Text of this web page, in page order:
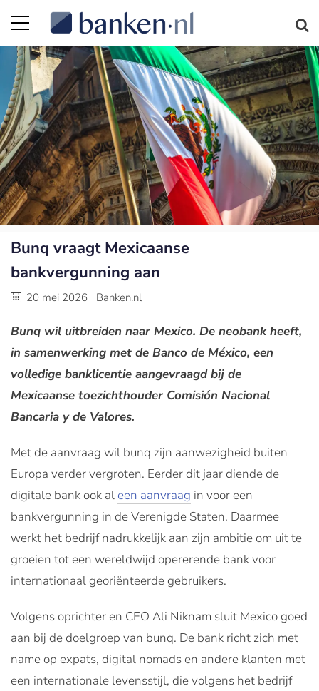
Bunq vraagt Mexicaanse
bankvergunning aan
20 mei 2026 Banken.nl
Bunq wil uitbreiden naar Mexico. De neobank heeft,
in samenwerking met de Banco de México, een
volledige banklicentie aangevraagd bij de
Mexicaanse toezichthouder Comisión Nacional
Bancaria y de Valores.
Met de aanvraag wil bunq zijn aanwezigheid buiten
Europa verder vergroten. Eerder dit jaar diende de
digitale bank ook al een aanvraag in voor een
bankvergunning in de Verenigde Staten. Daarmee
werkt het bedrijf nadrukkelijk aan zijn ambitie om uit te
groeien tot een wereldwijd opererende bank voor
internationaal georiënteerde gebruikers.
Volgens oprichter en CEO Ali Niknam sluit Mexico goed
aan bij de doelgroep van bunq. De bank richt zich met
name op expats, digital nomads en andere klanten met
een internationale levensstijl, die volgens het bedrijf